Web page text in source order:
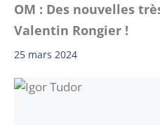
OM : Des nouvelles
Valentin Rongier !
25 mars 2024